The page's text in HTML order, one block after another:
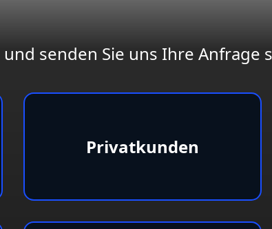
senden Sie uns Ihre
Privatkunden